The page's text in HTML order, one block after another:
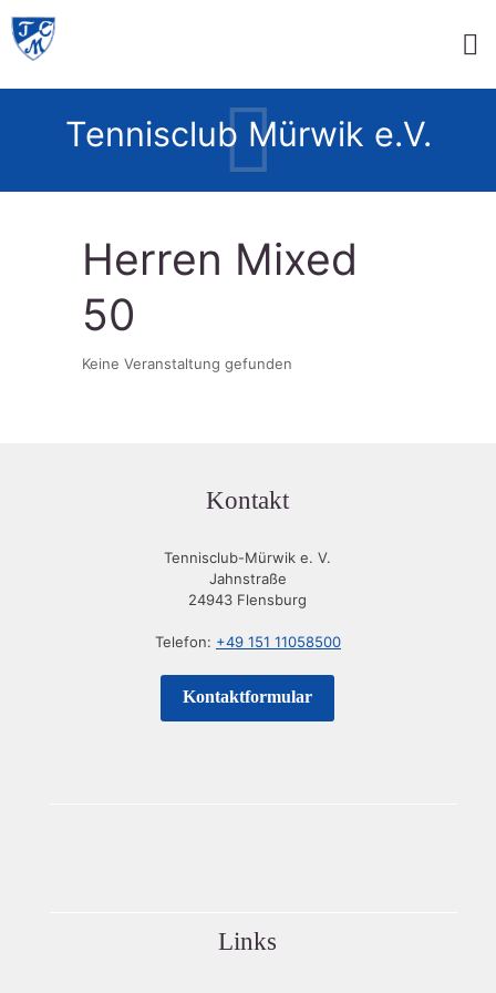
Tennisclub Mürwik e.V.
Herren Mixed
50
Keine Veranstaltung gefunden
Kontakt
Tennisclub-Mürwik e. V.
Jahnstraße
24943 Flensburg
Telefon: +49 151 11058500
Kontaktformular
Links